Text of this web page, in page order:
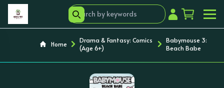
Home
Drama & Fantasy: Comics
(Age 6+)
Babymouse 3:
Beach Babe